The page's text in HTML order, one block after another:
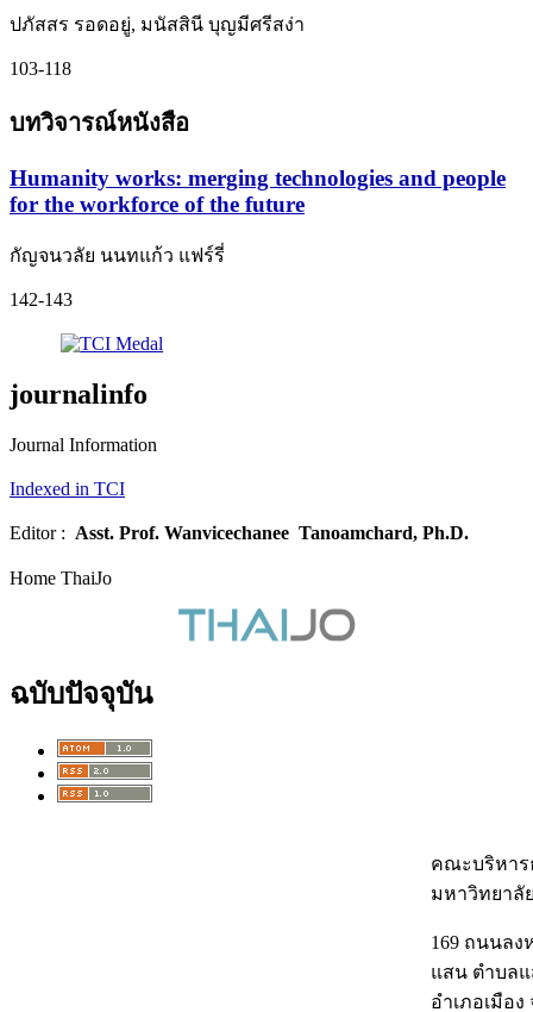
ปภัสสร รอดอยู่, มนัสสินี บุญมีศรีสง่า
103-118
บทวิจารณ์หนังสือ
Humanity works: merging technologies and people
for the workforce of the future
กัญจนวลัย นนทแก้ว แฟร์รี่
142-143
journalinfo
Journal Information
Indexed in TCI
Editor : Asst. Prof. Wanvicechanee Tanoamchard, Ph.D.
Home ThaiJo
ฉบับปัจจุบัน
คณะบริหาร
มหาวิทยาลั
169 ถนนลง
แสน ตำบล
อำเภอเมือง